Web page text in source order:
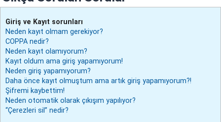
Giriş ve Kayıt sorunları
Neden kayıt olmam gerekiyor?
COPPA nedir?
Neden kayıt olamıyorum?
Kayıt oldum ama giriş yapamıyorum!
Neden giriş yapamıyorum?
Daha önce kayıt olmuştum ama artık giriş yapamıyorum?!
Şifremi kaybettim!
Neden otomatik olarak çıkışım yapılıyor?
“Çerezleri sil” nedir?